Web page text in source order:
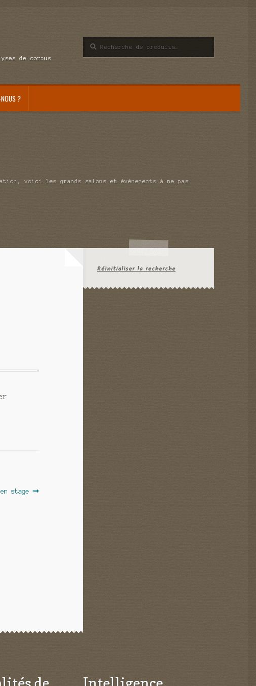
de corpus
pour :
?
voici les grands salons et événements à ne pas
stage
Réinitialiser la recherche